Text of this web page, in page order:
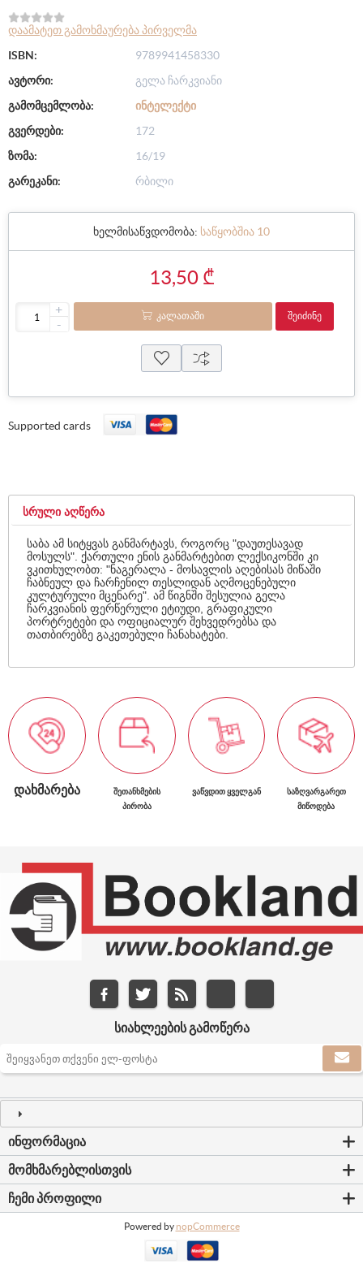
დაამატეთ გამოხმაურება პირველმა
ISBN:
9789941458330
ავტორი:
გელა ჩარკვიანი
გამომცემლობა:
ᲘᲜᲢᲔᲚᲔᲥᲢᲘ
გვერდები:
172
ზომა:
16/19
გარეკანი:
რბილი
ხელმისაწვდომობა: საწყობშია 10
13,50 ₾
+
-
ᲙᲐᲚᲐᲗᲐᲨᲘ ᲨᲔᲘᲫᲘᲜᲔ
Supported cards
ᲡᲠᲣᲚᲘ ᲐᲦᲬᲔᲠᲐ
საბა ამ სიტყვას განმარტავს, როგორც "დაუთესავად
მოსულს". ქართული ენის განმარტებით ლექსიკონში კი
ვკითხულობთ: "ნაგერალა - მოსავლის აღებისას მიწაში
ჩაბნეულ და ჩარჩენილ თესლიდან აღმოცენებული
კულტურული მცენარე". ამ წიგნში შესულია გელა
ჩარკვიანის ფერწერული ეტიუდი, გრაფიკული
პორტრეტები და ოფიციალურ შეხვედრებსა და
თათბირებზე გაკეთებული ჩანახატები.
ᲓᲐᲮᲛᲐᲠᲔᲑᲐ
ᲨᲔᲗᲐᲜᲮᲛᲔᲑᲘᲡ
ᲞᲘᲠᲝᲑᲐ
ᲕᲐᲬᲕᲓᲘᲗ ᲧᲕᲔᲚᲒᲐᲜ
ᲡᲐᲖᲦᲕᲐᲠᲒᲐᲠᲔᲗ
ᲛᲘᲬᲝᲓᲔᲑᲐ
ᲡᲘᲐᲮᲚᲔᲔᲑᲘᲡ ᲒᲐᲛᲝᲬᲔᲠᲐ
ᲘᲜᲤᲝᲠᲛᲐᲪᲘᲐ
ᲛᲝᲛᲮᲛᲐᲠᲔᲑᲚᲘᲡᲗᲕᲘᲡ
ᲩᲔᲛᲘ ᲞᲠᲝᲤᲘᲚᲘ
Powered by nopCommerce